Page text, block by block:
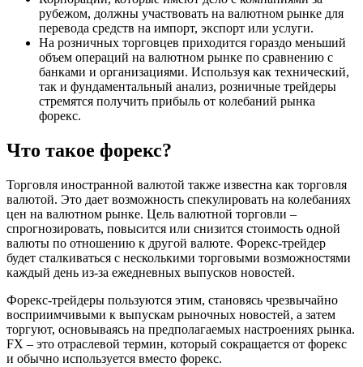
рубежом, должны участвовать на валютном рынке для
перевода средств на импорт, экспорт или услуги.
На розничных торговцев приходится гораздо меньший
объем операций на валютном рынке по сравнению с
банками и организациями. Используя как технический,
так и фундаментальный анализ, розничные трейдеры
стремятся получить прибыль от колебаний рынка
форекс.
Что такое форекс?
Торговля иностранной валютой также известна как торговля
валютой. Это дает возможность спекулировать на колебаниях
цен на валютном рынке. Цель валютной торговли –
спрогнозировать, повысится или снизится стоимость одной
валюты по отношению к другой валюте. Форекс-трейдер
будет сталкиваться с несколькими торговыми возможностями
каждый день из-за ежедневных выпусков новостей.
Форекс-трейдеры пользуются этим, становясь чрезвычайно
восприимчивыми к выпускам рыночных новостей, а затем
торгуют, основываясь на предполагаемых настроениях рынка.
FX – это отраслевой термин, который сокращается от форекс
и обычно используется вместо форекс.